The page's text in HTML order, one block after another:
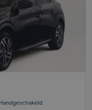
Handgeschakeld